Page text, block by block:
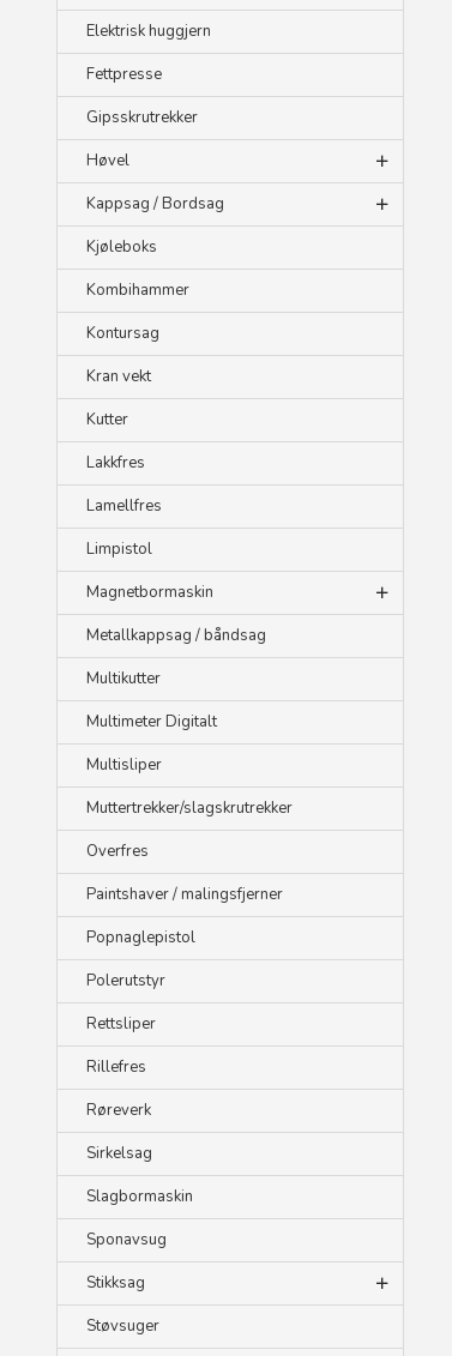
Elektrisk huggjern
Fettpresse
Gipsskrutrekker
Høvel
Kappsag / Bordsag
Kjøleboks
Kombihammer
Kontursag
Kran vekt
Kutter
Lakkfres
Lamellfres
Limpistol
Magnetbormaskin
Metallkappsag / båndsag
Multikutter
Multimeter Digitalt
Multisliper
Muttertrekker/slagskrutrekker
Overfres
Paintshaver / malingsfjerner
Popnaglepistol
Polerutstyr
Rettsliper
Rillefres
Røreverk
Sirkelsag
Slagbormaskin
Sponavsug
Stikksag
Støvsuger